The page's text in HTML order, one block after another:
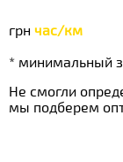
грн час/км
* минимальный
Не смогли
мы подберем